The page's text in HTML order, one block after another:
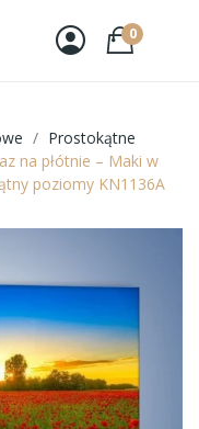
0
Prostokątne
na płótnie – Maki w
poziomy KN1136A